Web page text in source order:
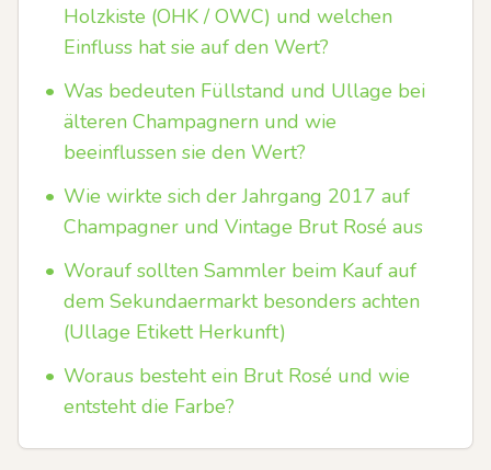
Holzkiste (OHK / OWC) und welchen
Einfluss hat sie auf den Wert?
• Was bedeuten Füllstand und Ullage bei
älteren Champagnern und wie
beeinflussen sie den Wert?
• Wie wirkte sich der Jahrgang 2017 auf
Champagner und Vintage Brut Rosé aus
• Worauf sollten Sammler beim Kauf auf
dem Sekundaermarkt besonders achten
(Ullage Etikett Herkunft)
• Woraus besteht ein Brut Rosé und wie
entsteht die Farbe?